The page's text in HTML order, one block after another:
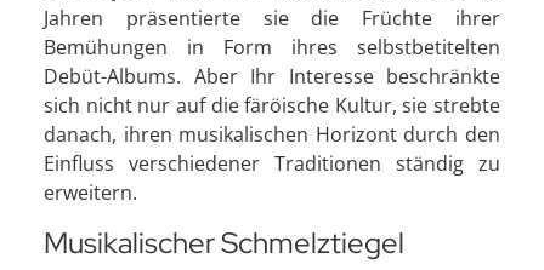
Jahren präsentierte sie die Früchte ihrer
Bemühungen in Form ihres selbstbetitelten
Debüt-Albums. Aber Ihr Interesse beschränkte
sich nicht nur auf die färöische Kultur, sie strebte
danach, ihren musikalischen Horizont durch den
Einfluss verschiedener Traditionen ständig zu
erweitern.
Musikalischer Schmelztiegel